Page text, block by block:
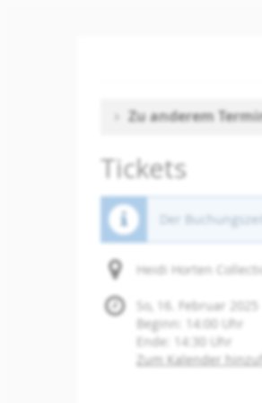
Zu anderem
Tickets
Der
Heidi Horten
So, 16. Februar 2025
Beginn:
14:00
Uhr
Ende:
14:30
Uhr
Zum Kalender